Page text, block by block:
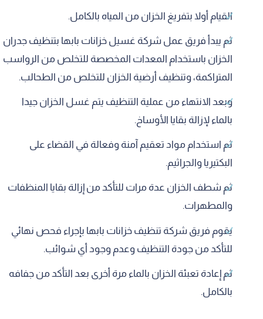
القيام أولا بتفريغ الخزان من المياه بالكامل.
ثم يبدأ فريق عمل شركة غسيل خزانات بابها بتنظيف جدران
الخزان باستخدام المعدات المخصصة للتخلص من الرواسب
المتراكمة، وتنظيف أرضية الخزان للتخلص من الطحالب.
وبعد الانتهاء من عملية التنظيف يتم غسل الخزان جيدا
بالماء لإزالة بقايا الأوساخ.
ثم استخدام مواد تعقيم آمنة وفعالة في القضاء على
البكتيريا والجراثيم.
ثم شطف الخزان عدة مرات للتأكد من إزالة بقايا المنظفات
والمطهرات.
يقوم فريق شركة تنظيف خزانات بابها بإجراء فحص نهائي
للتأكد من جودة التنظيف وعدم وجود أي شوائب.
ثم إعادة تعبئة الخزان بالماء مرة أخرى بعد التأكد من جفافه
بالكامل.